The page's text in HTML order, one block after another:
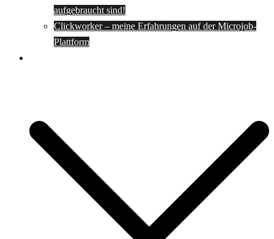
aufgebraucht sind!
Clickworker – meine Erfahrungen auf der Microjob-
Plattform